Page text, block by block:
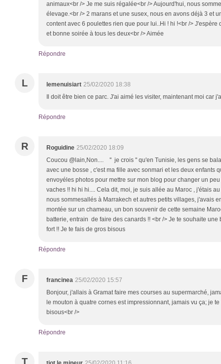
animaux<br /> Je me suis régalée<br /> Aujourd'hui, nous
élevage.<br /> 2 marans et une susex, nous en avons déjà 3 et
content avec 6 poulettes rien que pour lui..Hi ! hi !<br />
et bonne soirée à tous les deux<br /> Aimée
Répondre
L lemenuisiart 25/02/2020 18:38
Il doit être bien ce parc. J'ai aimé les visiter, maintenant moi car
Répondre
R Roguidine 25/02/2020 18:09
Coucou @lain,Non.... '' je crois '' qu'en Tunisie, les gens se
avec une bosse , c'est ma fille avec sonmari et les deux enfants
envoyéles photos pour mettre sur mon blog pour changer un
vaches !! hi hi hi.... Cela dit, moi, je suis allée au Maroc , j'étais
nous sommesallés à Marrakech et autres petits villages, j'avais
montée sur un chameau, un bon souvenir de cette semaine
batterie, entrain de faire des canards !! <br /> Je te souhaite
fort !! Je te fais de gros bisous
Répondre
F francinea 25/02/2020 15:57
Bonjour, j'allais à Gramat faire mes courses au supermarché,
le mouton à quatre cornes est impressionnant, jamais vu ça; je
bisous<br />
Répondre
T